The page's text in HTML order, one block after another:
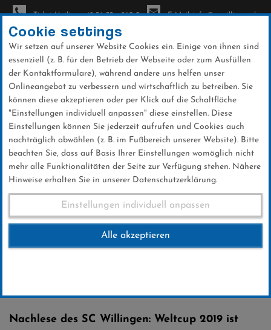
Direkt
zum
Inhalt
Ticket-Hotline: +49 56 32 - 960-0 E-Mail: info@sc-willingen.de
News
Weltcup-Splitter 12.04.2019
12 .April 2019
Nachlese des SC Willingen: Weltcup 2019 ist
Cookie settings
Wir setzen auf unserer Website Cookies ein. Einige von ihnen sind
essenziell (z. B. für den Betrieb der Webseite oder zum Ausfüllen
der Kontaktformulare), während andere uns helfen unser
Onlineangebot zu verbessern und wirtschaftlich zu betreiben. Sie
können diese akzeptieren oder per Klick auf die Schaltfläche
"Einstellungen individuell anpassen" diese einstellen. Diese
Einstellungen können Sie jederzeit aufrufen und Cookies auch
nachträglich abwählen (z. B. im Fußbereich unserer Website). Bitte
beachten Sie, dass auf Basis Ihrer Einstellungen womöglich nicht
mehr alle Funktionalitäten der Seite zur Verfügung stehen. Nähere
Hinweise erhalten Sie in unserer Datenschutzerklärung.
Einstellungen individuell anpassen
Alle akzeptieren